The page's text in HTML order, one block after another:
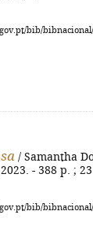
bib/bibnacional/
/ Samantha
- 388 p. ;
bib/bibnacional/